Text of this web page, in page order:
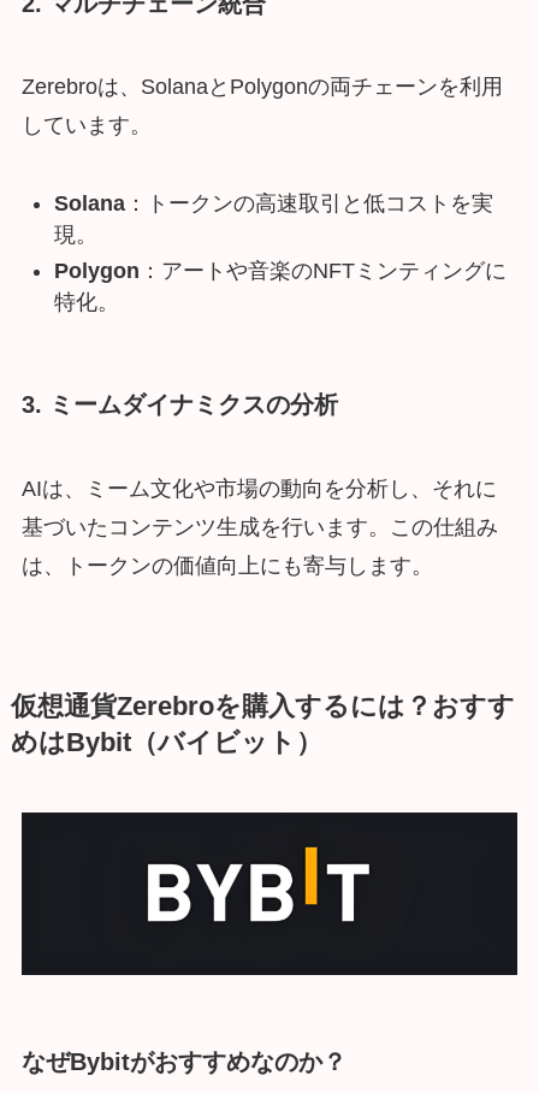
2. マルチチェーン統合
Zerebroは、SolanaとPolygonの両チェーンを利用
しています。
Solana：トークンの高速取引と低コストを実
現。
Polygon ：アートや音楽のNFTミンティングに
特化。
3. ミームダイナミクスの分析
AIは、ミーム文化や市場の動向を分析し、それに
基づいたコンテンツ生成を行います。この仕組み
は、トークンの価値向上にも寄与します。
仮想通貨Zerebroを購入するには？おすす
めはBybit（バイビット）
なぜBybitがおすすめなのか？